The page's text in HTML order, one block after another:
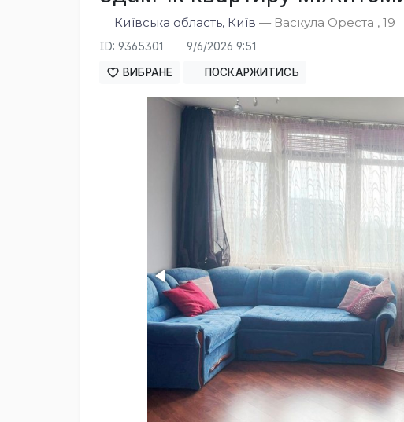
Київська область, Київ — Васкула Ореста , 19
ID: 9365301 9/6/2026 9:51
ВИБРАНЕ ПОСКАРЖИТИСЬ